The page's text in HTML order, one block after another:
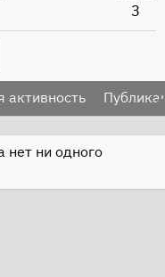
3
активность
нет ни одного